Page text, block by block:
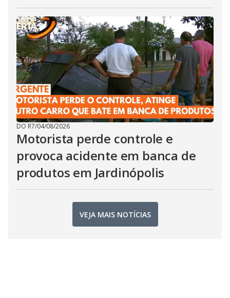
DO R7/04/08/2026
Motorista perde controle e
provoca acidente em banca de
produtos em Jardinópolis
VEJA MAIS NOTÍCIAS